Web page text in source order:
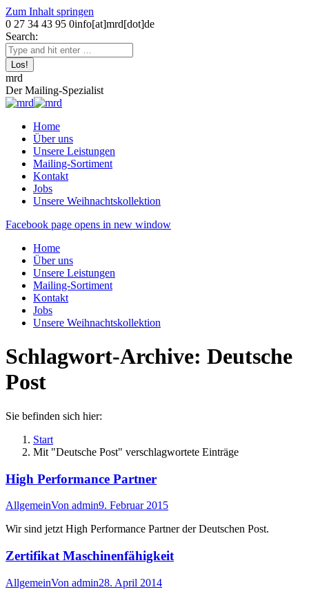
Zum Inhalt springen
0 27 34 43 95 0info[at]mrd[dot]de
Search:
mrd
Der Mailing-Spezialist
Home
Über uns
Unsere Leistungen
Mailing-Sortiment
Kontakt
Jobs
Unsere Weihnachtskollektion
Facebook page opens in new window
Home
Über uns
Unsere Leistungen
Mailing-Sortiment
Kontakt
Jobs
Unsere Weihnachtskollektion
Schlagwort-Archive: Deutsche
Post
Sie befinden sich hier:
Start
Mit "Deutsche Post" verschlagwortete Einträge
High Performance Partner
AllgemeinVon admin9. Februar 2015
Wir sind jetzt High Performance Partner der Deutschen Post.
Zertifikat Maschinenfähigkeit
AllgemeinVon admin28. April 2014